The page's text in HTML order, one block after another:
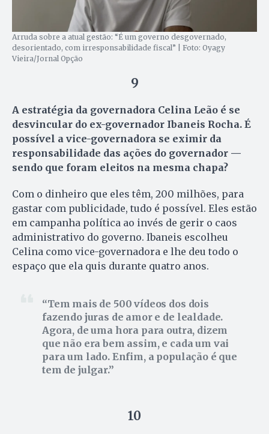
Arruda sobre a atual gestão: “É um governo desgovernado,
desorientado, com irresponsabilidade fiscal” | Foto: Oyagy
Vieira/Jornal Opção
9
A estratégia da governadora Celina Leão é se
desvincular do ex-governador Ibaneis Rocha. É
possível a vice-governadora se eximir da
responsabilidade das ações do governador —
sendo que foram eleitos na mesma chapa?
Com o dinheiro que eles têm, 200 milhões, para
gastar com publicidade, tudo é possível. Eles estão
em campanha política ao invés de gerir o caos
administrativo do governo. Ibaneis escolheu
Celina como vice-governadora e lhe deu todo o
espaço que ela quis durante quatro anos.
Tem mais de 500 vídeos dos dois
fazendo juras de amor e de lealdade.
Agora, de uma hora para outra, dizem
que não era bem assim, e cada um vai
para um lado. Enfim, a população é que
tem de julgar.
10